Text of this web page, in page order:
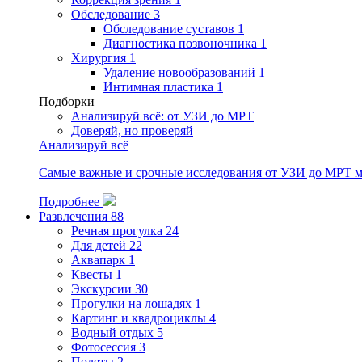
Обследование 3
Обследование суставов 1
Диагностика позвоночника 1
Хирургия 1
Удаление новообразований 1
Интимная пластика 1
Подборки
Анализируй всё: от УЗИ до МРТ
Доверяй, но проверяй
Анализируй всё
Самые важные и срочные исследования от УЗИ до МРТ
Подробнее
Развлечения 88
Речная прогулка 24
Для детей 22
Аквапарк 1
Квесты 1
Экскурсии 30
Прогулки на лошадях 1
Картинг и квадроциклы 4
Водный отдых 5
Фотосессия 3